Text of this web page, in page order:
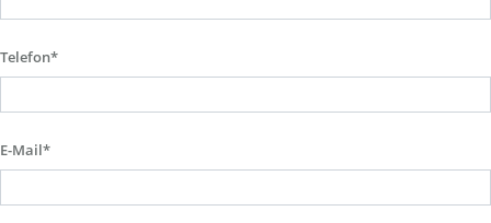
Telefon*
E-Mail*